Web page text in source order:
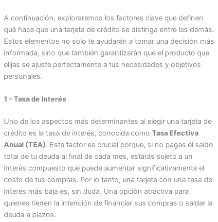
A continuación, exploraremos los factores clave que definen
qué hace que una tarjeta de crédito se distinga entre las demás.
Estos elementos no solo te ayudarán a tomar una decisión más
informada, sino que también garantizarán que el producto que
elijas se ajuste perfectamente a tus necesidades y objetivos
personales.
1 – Tasa de Interés
Uno de los aspectos más determinantes al elegir una tarjeta de
crédito es la tasa de interés, conocida como Tasa Efectiva
Anual (TEA). Este factor es crucial porque, si no pagas el saldo
total de tu deuda al final de cada mes, estarás sujeto a un
interés compuesto que puede aumentar significativamente el
costo de tus compras. Por lo tanto, una tarjeta con una tasa de
interés más baja es, sin duda. Una opción atractiva para
quienes tienen la intención de financiar sus compras o saldar la
deuda a plazos.